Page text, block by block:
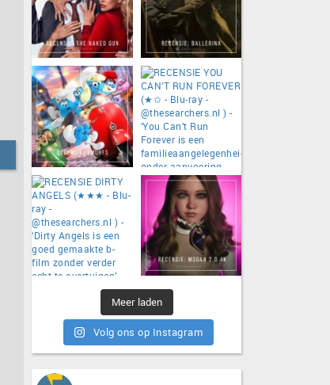
Meer laden
Volg ons op Instagram